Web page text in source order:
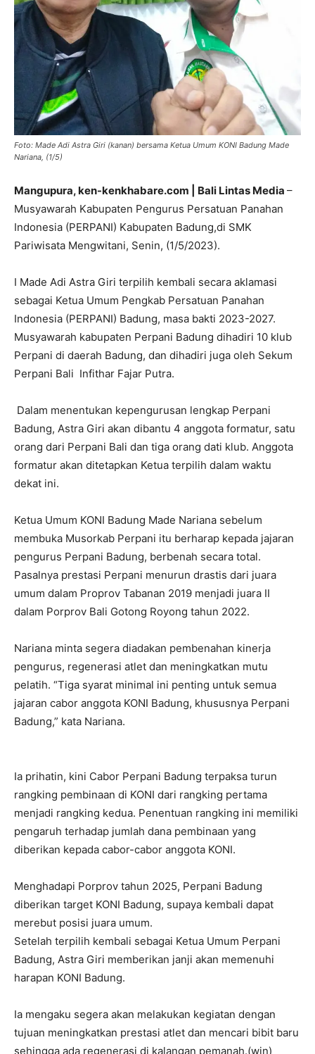
Foto: Made Adi Astra Giri (kanan) bersama Ketua Umum KONI Badung Made
Nariana, (1/5)
Mangupura, ken-kenkhabare.com | Bali Lintas Media –
Musyawarah Kabupaten Pengurus Persatuan Panahan
Indonesia (PERPANI) Kabupaten Badung,di SMK
Pariwisata Mengwitani, Senin, (1/5/2023).
I Made Adi Astra Giri terpilih kembali secara aklamasi
sebagai Ketua Umum Pengkab Persatuan Panahan
Indonesia (PERPANI) Badung, masa bakti 2023-2027.
Musyawarah kabupaten Perpani Badung dihadiri 10 klub
Perpani di daerah Badung, dan dihadiri juga oleh Sekum
Perpani Bali Infithar Fajar Putra.
Dalam menentukan kepengurusan lengkap Perpani
Badung, Astra Giri akan dibantu 4 anggota formatur, satu
orang dari Perpani Bali dan tiga orang dati klub. Anggota
formatur akan ditetapkan Ketua terpilih dalam waktu
dekat ini.
Ketua Umum KONI Badung Made Nariana sebelum
membuka Musorkab Perpani itu berharap kepada jajaran
pengurus Perpani Badung, berbenah secara total.
Pasalnya prestasi Perpani menurun drastis dari juara
umum dalam Proprov Tabanan 2019 menjadi juara II
dalam Porprov Bali Gotong Royong tahun 2022.
Nariana minta segera diadakan pembenahan kinerja
pengurus, regenerasi atlet dan meningkatkan mutu
pelatih. “Tiga syarat minimal ini penting untuk semua
jajaran cabor anggota KONI Badung, khususnya Perpani
Badung,” kata Nariana.
Ia prihatin, kini Cabor Perpani Badung terpaksa turun
rangking pembinaan di KONI dari rangking pertama
menjadi rangking kedua. Penentuan rangking ini memiliki
pengaruh terhadap jumlah dana pembinaan yang
diberikan kepada cabor-cabor anggota KONI.
Menghadapi Porprov tahun 2025, Perpani Badung
diberikan target KONI Badung, supaya kembali dapat
merebut posisi juara umum.
Setelah terpilih kembali sebagai Ketua Umum Perpani
Badung, Astra Giri memberikan janji akan memenuhi
harapan KONI Badung.
Ia mengaku segera akan melakukan kegiatan dengan
tujuan meningkatkan prestasi atlet dan mencari bibit baru
sehingga ada regenerasi di kalangan pemanah.(win)